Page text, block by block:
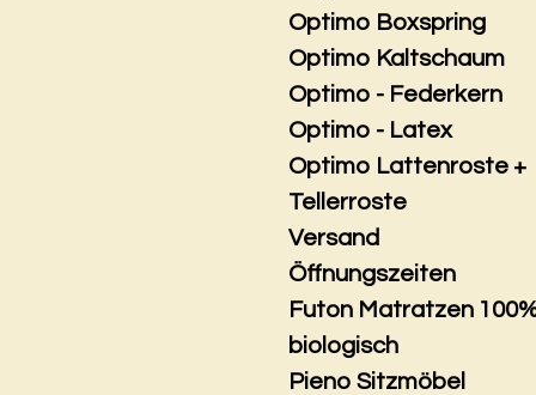
Optimo Boxspring
Optimo Kaltschaum
Optimo - Federkern
Optimo - Latex
Optimo Lattenroste +
Tellerroste
Versand
Öffnungszeiten
Futon Matratzen
biologisch
Pieno Sitzmöbel